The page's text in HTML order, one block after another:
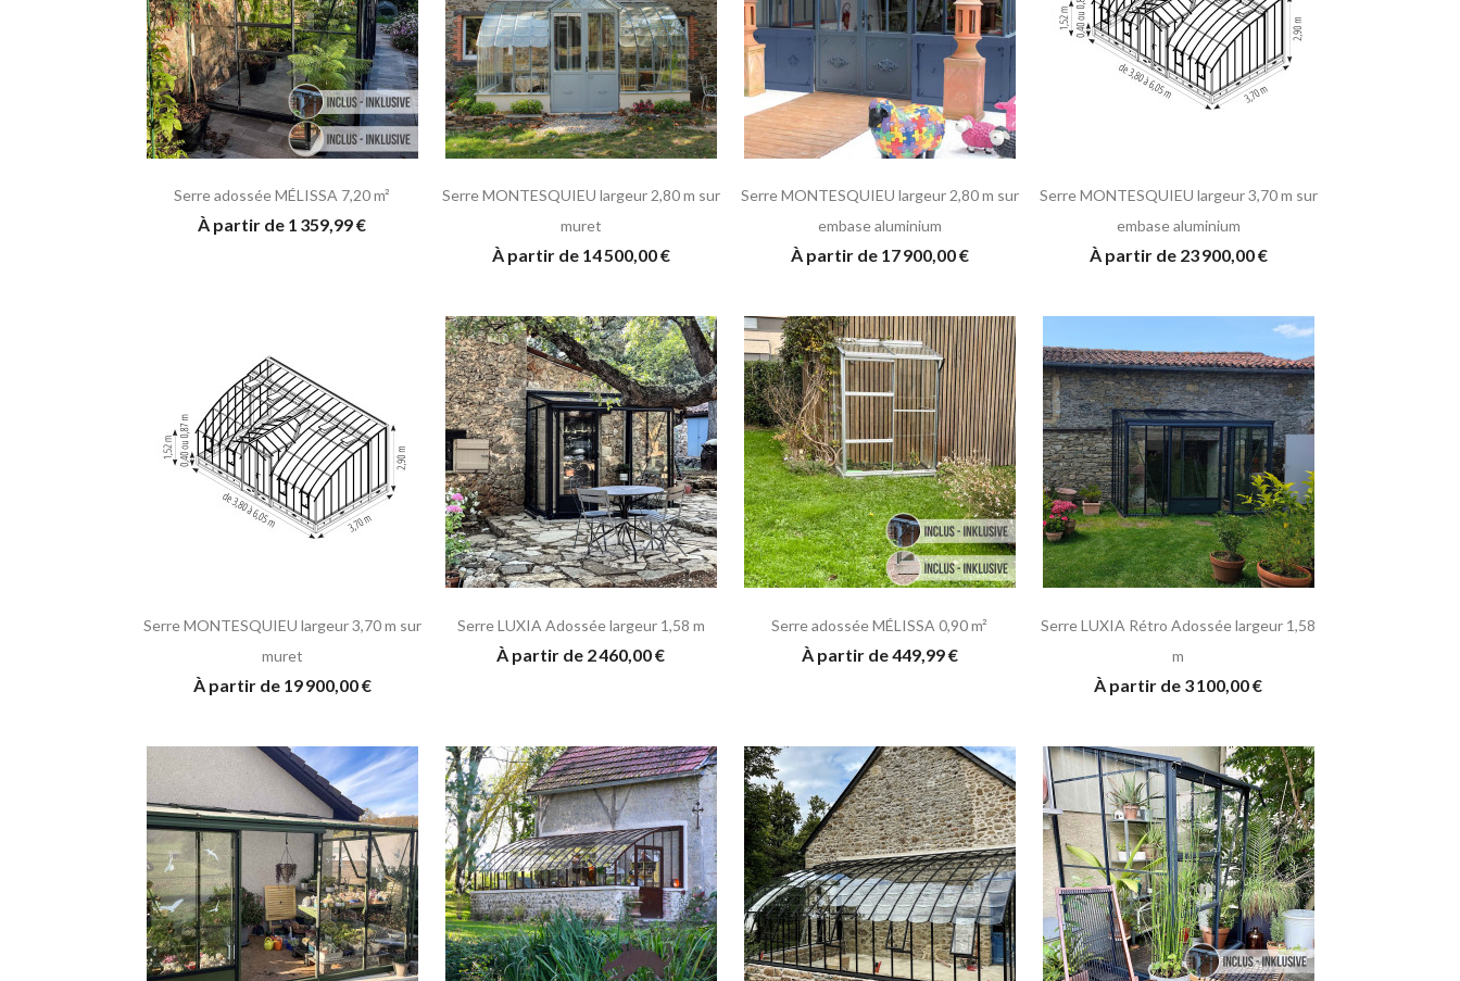
Serre adossée MÉLISSA 7,20 m²
À partir de 1 359,99 €
Serre MONTESQUIEU largeur 2,80 m sur
muret
À partir de 14 500,00 €
Serre MONTESQUIEU largeur 2,80 m sur
embase aluminium
À partir de 17 900,00 €
Serre MONTESQUIEU largeur 3,70 m sur
embase aluminium
À partir de 23 900,00 €
Serre MONTESQUIEU largeur 3,70 m sur
muret
À partir de 19 900,00 €
Serre LUXIA Adossée largeur 1,58 m
À partir de 2 460,00 €
Serre adossée MÉLISSA 0,90 m²
À partir de 449,99 €
Serre LUXIA Rétro Adossée largeur 1,58
m
À partir de 3 100,00 €